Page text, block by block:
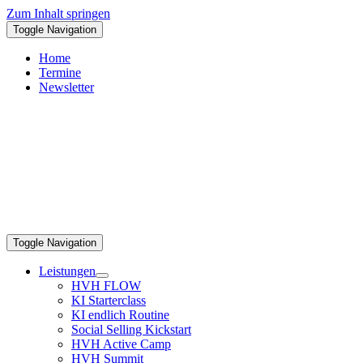
Zum Inhalt springen
Toggle Navigation
Home
Termine
Newsletter
Toggle Navigation
Leistungen
HVH FLOW
KI Starterclass
KI endlich Routine
Social Selling Kickstart
HVH Active Camp
HVH Summit